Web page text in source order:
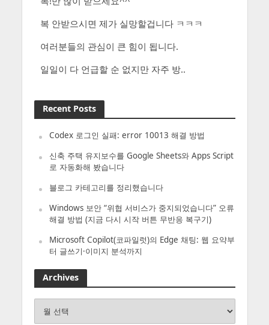
복 안받으시면 제가 실망할겁니다 ㅋㅋㅋ
여러분들의 관심이 큰 힘이 됩니다.
일일이 다 언급할 순 없지만 자주 방..
Recent Posts
Codex 로그인 실패: error 10013 해결 방법
신축 주택 유지보수를 Google Sheets와 Apps Script
로 자동화해 봤습니다
블로그 카테고리를 정리했습니다
Windows 보안 “위협 서비스가 중지되었습니다” 오류
해결 방법 (지금 다시 시작 버튼 무반응 복구기)
Microsoft Copilot(코파일럿)의 Edge 채팅: 웹 요약부
터 글쓰기·이미지 분석까지
Archives